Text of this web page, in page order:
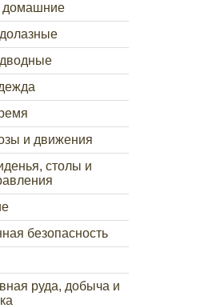
домашние
и движения
столы и
безопасность
руда, добыча и